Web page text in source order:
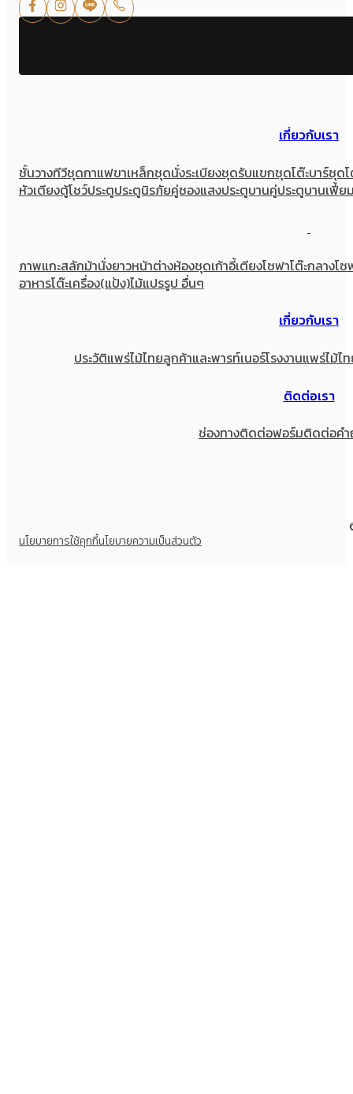
เกี่ยวกับเรา
ชั้นวางทีวีชุดกาแฟขาเหล็กชุดนั่งระเบียงชุดรับแขกชุดโต๊ะบาร์ชุดโ
หัวเตียงตู้โชว์ประตูประตูนิรภัยคู่ชองแสงประตูบานคู่ประตูบานเฟี้ย
ภาพแกะสลักม้านั่งยาวหน้าต่างห้องชุดเก้าอี้เตียงโซฟาโต๊ะกลางโซ
อาหารโต๊ะเครื่อง(แป้ง)ไม้แปรรูป อื่นๆ
เกี่ยวกับเรา
ประวัติแพร่ไม้ไทยลูกค้าและพารท์เนอร์โรงงานแพร่ไม้ไ
ติดต่อเรา
ช่องทางติดต่อฟอร์มติดต่อค
นโยบายการใช้คุกกี้นโยบายความเป็นส่วนตัว